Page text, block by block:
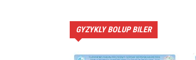
GYZYKLY BOLUP BILER